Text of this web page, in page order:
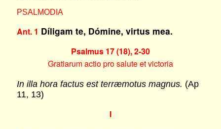
PSALMODIA
Ant. 1 Díligam te, Dómine, virtus mea.
Psalmus 17 (18), 2-30
Gratiarum actio pro salute et victoria
In illa hora factus est terræmotus magnus. (Ap
11, 13)
I